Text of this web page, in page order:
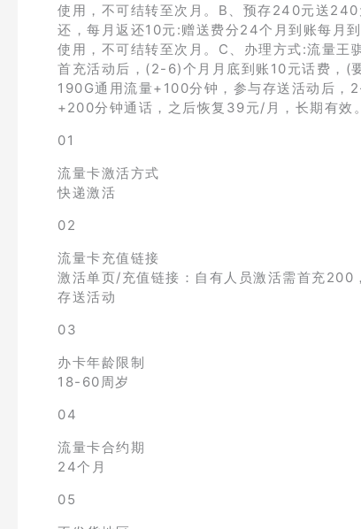
使用，不可结转至次月。B、预存240元送
还，每月返还10元:赠送费分24个月到账每月
使用，不可结转至次月。C、办理方式:流量王
首充活动后，(2-6)个月月底到账10元话费，(
190G通用流量+100分钟，参与存送活动后
+200分钟通话，之后恢复39元/月，长期有效。
01
流量卡激活方式
快递激活
02
流量卡充值链接
激活单页/充值链接：自有人员激活需首充
存送活动
03
办卡年龄限制
18-60周岁
04
流量卡合约期
24个月
05